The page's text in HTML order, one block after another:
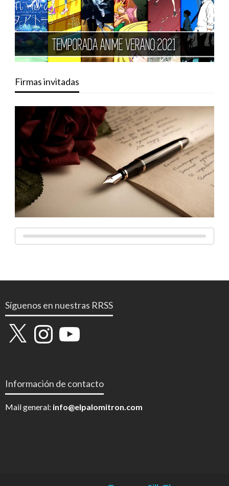
Firmas invitadas
Síguenos en nuestras RRSS
X InstagramYouTube
Información de contacto
Mail general: info@elpalomitron.com